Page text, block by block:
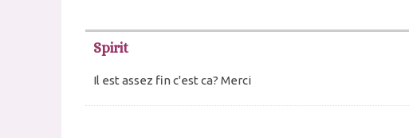
Spirit
Il est assez fin c'est ca? Merci